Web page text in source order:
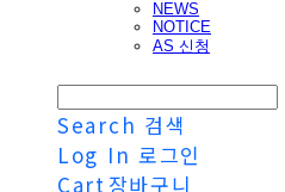
NEWS
NOTICE
AS 신청
Search 검색
Log In 로그인
Cart 장바구니